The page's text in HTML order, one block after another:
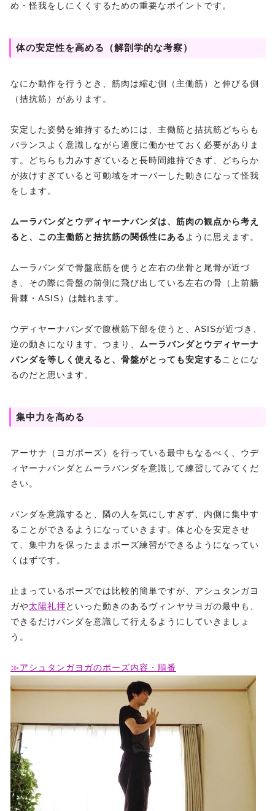
め・怪我をしにくくするための重要なポイントです。
体の安定性を高める（解剖学的な考察）
なにか動作を行うとき、筋肉は縮む側（主働筋）と伸びる側
（拮抗筋）があります。
安定した姿勢を維持するためには、主働筋と拮抗筋どちらも
バランスよく意識しながら適度に働かせておく必要がありま
す。どちらも力みすぎていると長時間維持できず、どちらか
が抜けすぎていると可動域をオーバーした動きになって怪我
をします。
ムーラバンダとウディヤーナバンダは、筋肉の観点から考え
ると、この主働筋と拮抗筋の関係性にあるように思えます。
ムーラバンダで骨盤底筋を使うと左右の坐骨と尾骨が近づ
き、その際に骨盤の前側に飛び出している左右の骨（上前腸
骨棘・ASIS）は離れます。
ウディヤーナバンダで腹横筋下部を使うと、ASISが近づき、
逆の動きになります。つまり、 ムーラバンダとウディヤーナ
バンダを等しく使えると、骨盤がとっても安定することにな
るのだと思います。
集中力を高める
アーサナ（ヨガポーズ）を行っている最中もなるべく、ウデ
ィヤーナバンダとムーラバンダを意識して練習してみてくだ
さい。
バンダを意識すると、隣の人を気にしすぎず、内側に集中す
ることができるようになっていきます。体と心を安定させ
て、集中力を保ったままポーズ練習ができるようになってい
くはずです。
止まっているポーズでは比較的簡単ですが、アシュタンガヨ
ガや太陽礼拝といった動きのあるヴィンヤサヨガの最中も、
できるだけバンダを意識して行えるようにしていきましょ
う。
≫アシュタンガヨガのポーズ内容・順番